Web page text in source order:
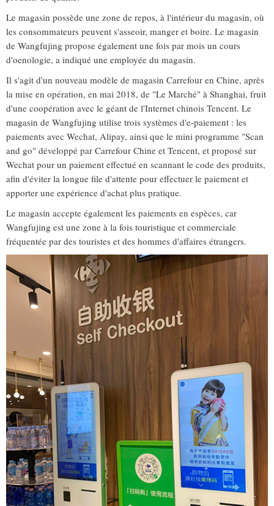
Le magasin possède une zone de repos, à l'intérieur du magasin, où
les consommateurs peuvent s'asseoir, manger et boire. Le magasin
de Wangfujing propose également une fois par mois un cours
d'oenologie, a indiqué une employée du magasin.
Il s'agit d'un nouveau modèle de magasin Carrefour en Chine, après
la mise en opération, en mai 2018, de "Le Marché" à Shanghai, fruit
d'une coopération avec le géant de l'Internet chinois Tencent. Le
magasin de Wangfujing utilise trois systèmes d'e-paiement : les
paiements avec Wechat, Alipay, ainsi que le mini programme "Scan
and go" développé par Carrefour Chine et Tencent, et proposé sur
Wechat pour un paiement effectué en scannant le code des produits,
afin d'éviter la longue file d'attente pour effectuer le paiement et
apporter une expérience d'achat plus pratique.
Le magasin accepte également les paiements en espèces, car
Wangfujing est une zone à la fois touristique et commerciale
fréquentée par des touristes et des hommes d'affaires étrangers.